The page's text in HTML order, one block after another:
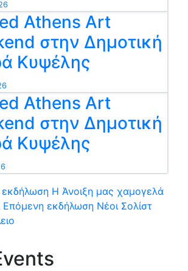
Athens Art
στην Δημοτική
Κυψέλης
Athens Art
στην Δημοτική
Κυψέλης
Η Άνοιξη μας χαμογελά
Επόμενη εκδήλωση Νέοι Σολίστ